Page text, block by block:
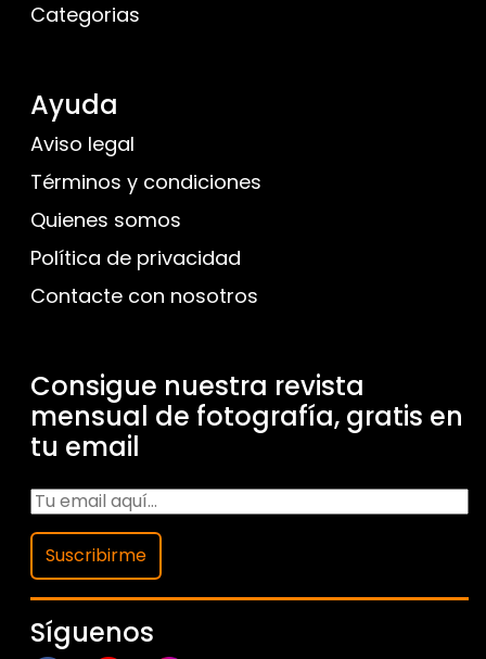
Categorias
Ayuda
Aviso legal
Términos y condiciones
Quienes somos
Política de privacidad
Contacte con nosotros
Consigue nuestra revista
mensual de fotografía, gratis en
tu email
Suscribirme
Síguenos